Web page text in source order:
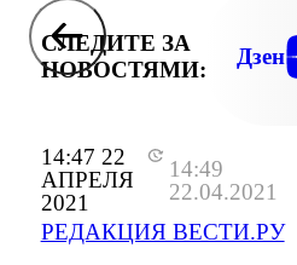
14:47 22
АПРЕЛЯ
2021
14:49
22.04.2021
РЕДАКЦИЯ ВЕСТИ.РУ
СЛЕДИТЕ ЗА
НОВОСТЯМИ:
Дзен